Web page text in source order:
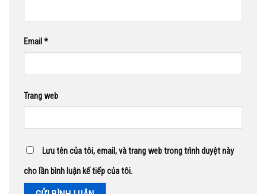
Email *
Trang web
Lưu tên của tôi, email, và trang web trong trình duyệt này
cho lần bình luận kế tiếp của tôi.